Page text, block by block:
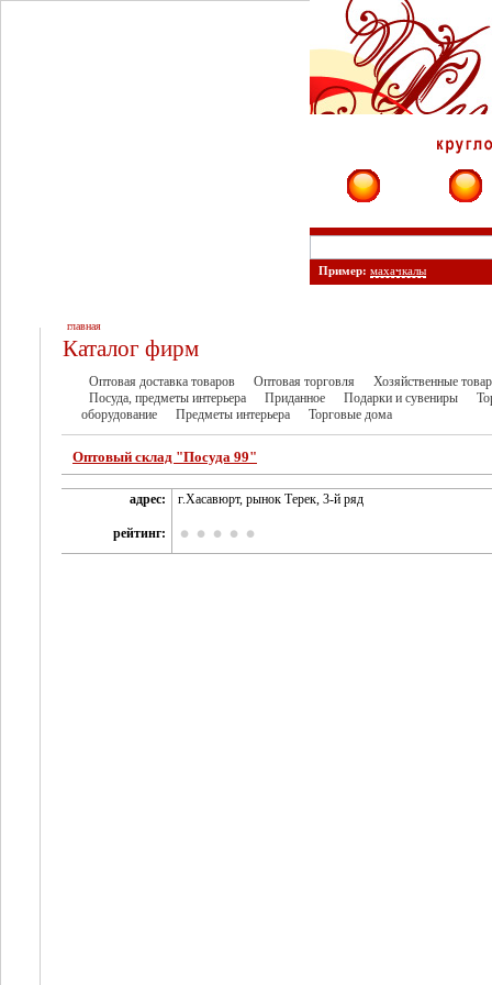
Пример: махачкалы
главная
Каталог фирм
Оптовая доставка товаров Оптовая торговля
Хозяйственные
Посуда, предметы интерьера
Приданное Подарки и сувениры
оборудование
Предметы интерьера Торговые дома
Оптовый склад "Посуда 99"
адрес: г.Хасавюрт, рынок Терек, 3-й ряд
рейтинг: